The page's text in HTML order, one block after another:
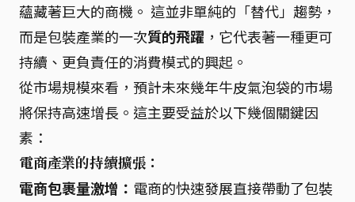
蘊藏著巨大的商機。 這並非單純的「替代」趨勢，
而是包裝產業的一次質的飛躍 ，它代表著一種更可
持續、更負責任的消費模式的興起。
從市場規模來看，預計未來幾年牛皮氣泡袋的市場
將保持高速增長。這主要受益於以下幾個關鍵因
素：
電商產業的持續擴張：
電商包裹量激增： 電商的快速發展直接帶動了包裝